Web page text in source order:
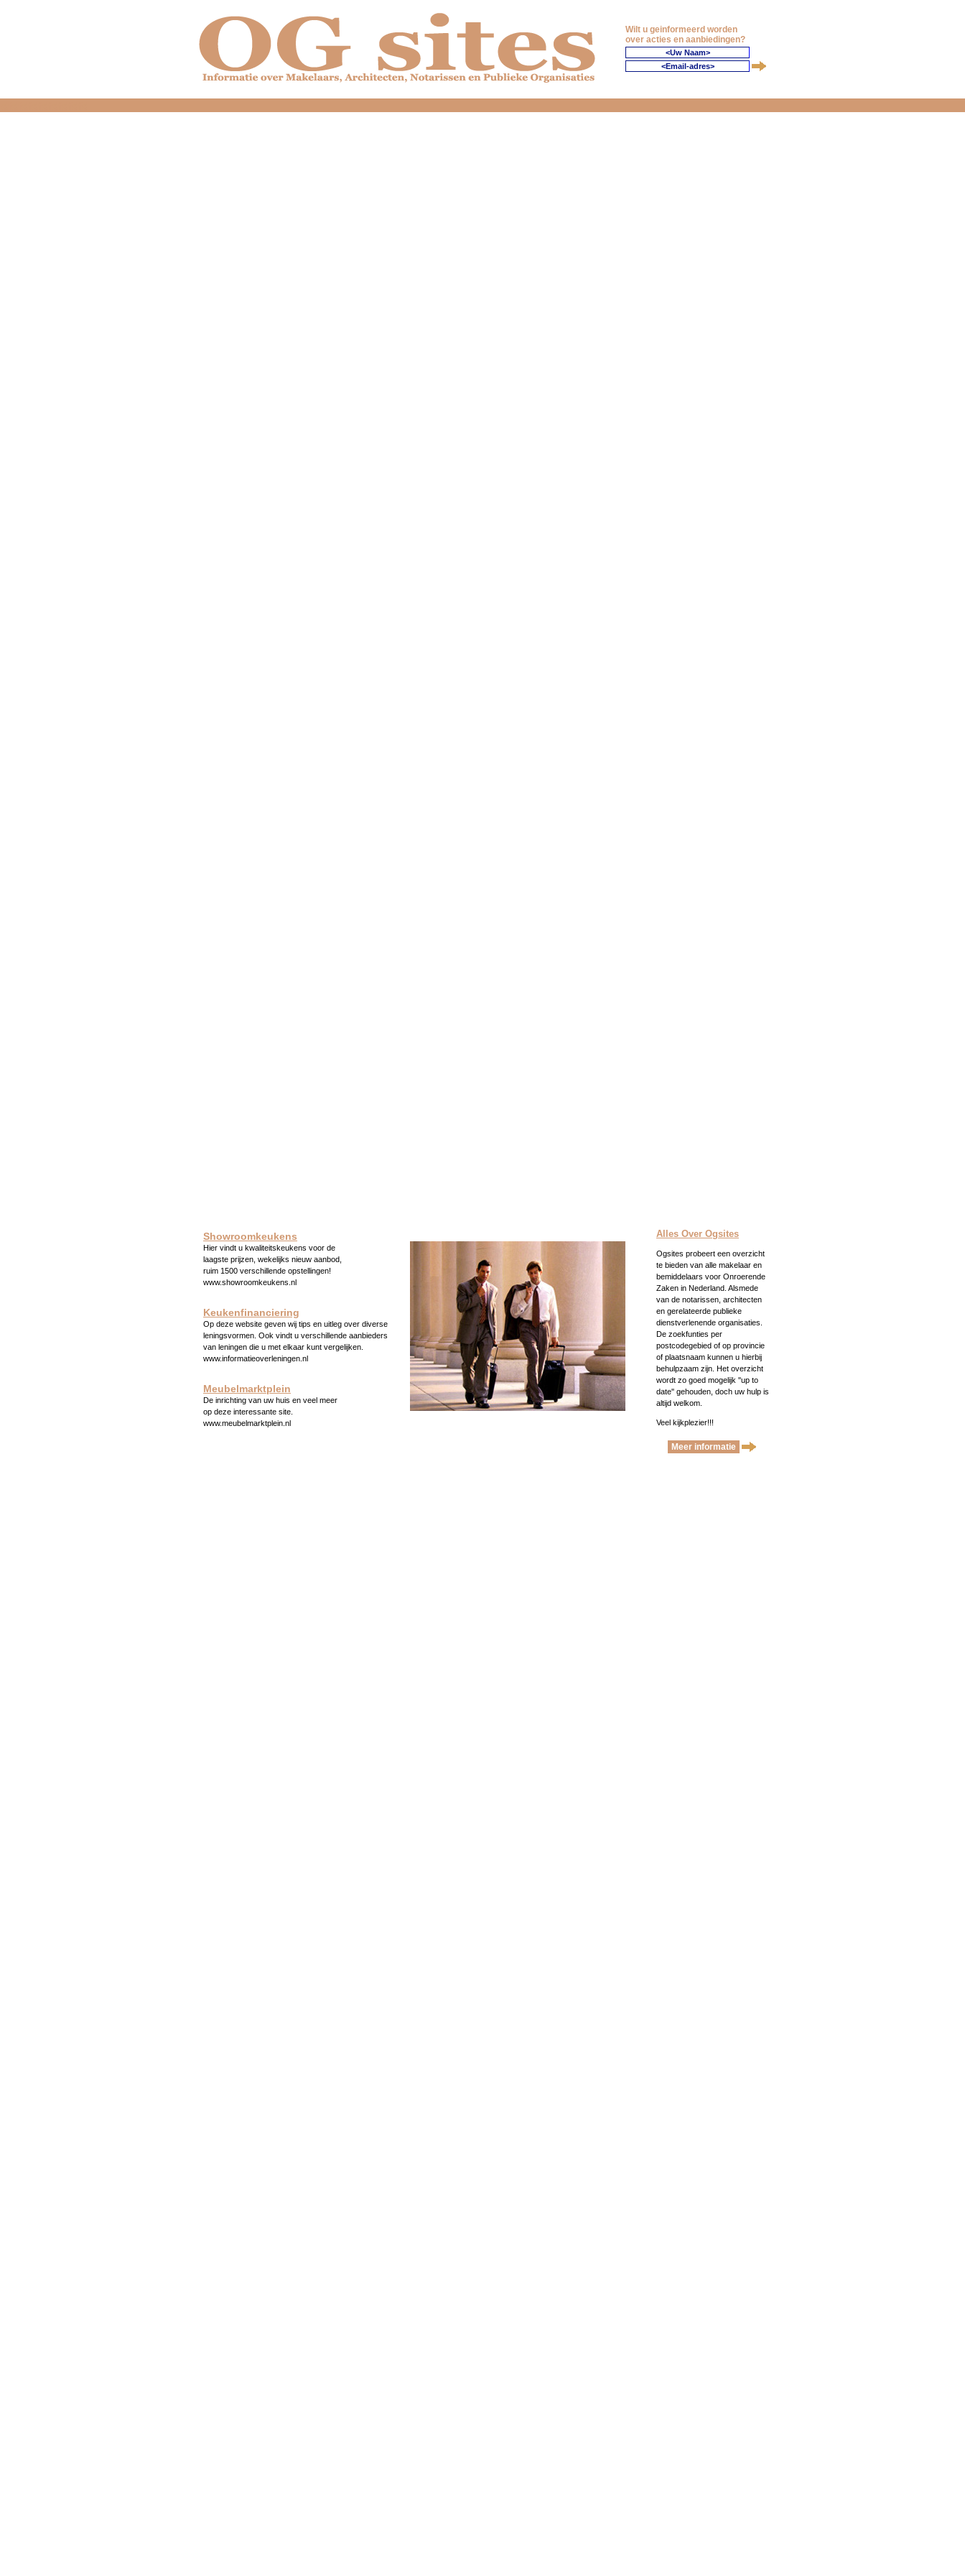
Wilt u geinformeerd worden
over acties en aanbiedingen?
Showroomkeukens
Hier vindt u kwaliteitskeukens voor de
laagste prijzen, wekelijks nieuw aanbod,
ruim 1500 verschillende opstellingen!
www.showroomkeukens.nl
Keukenfinanciering
Op deze website geven wij tips en uitleg over diverse
leningsvormen. Ook vindt u verschillende aanbieders
van leningen die u met elkaar kunt vergelijken.
www.informatieoverleningen.nl
Meubelmarktplein
De inrichting van uw huis en veel meer
op deze interessante site.
www.meubelmarktplein.nl
Alles Over Ogsites
Ogsites probeert een overzicht
te bieden van alle makelaar en
bemiddelaars voor Onroerende
Zaken in Nederland. Alsmede
van de notarissen, architecten
en gerelateerde publieke
dienstverlenende organisaties.
De zoekfunties per
postcodegebied of op provincie
of plaatsnaam kunnen u hierbij
behulpzaam zijn. Het overzicht
wordt zo goed mogelijk ''up to
date'' gehouden, doch uw hulp is
altijd welkom.
Veel kijkplezier!!!
Meer informatie